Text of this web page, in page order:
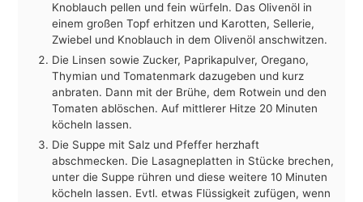
Knoblauch pellen und fein würfeln. Das Olivenöl in
einem großen Topf erhitzen und Karotten, Sellerie,
Zwiebel und Knoblauch in dem Olivenöl anschwitzen.
Die Linsen sowie Zucker, Paprikapulver, Oregano,
Thymian und Tomatenmark dazugeben und kurz
anbraten. Dann mit der Brühe, dem Rotwein und den
Tomaten ablöschen. Auf mittlerer Hitze 20 Minuten
köcheln lassen.
Die Suppe mit Salz und Pfeffer herzhaft
abschmecken. Die Lasagneplatten in Stücke brechen,
unter die Suppe rühren und diese weitere 10 Minuten
köcheln lassen. Evtl. etwas Flüssigkeit zufügen, wenn